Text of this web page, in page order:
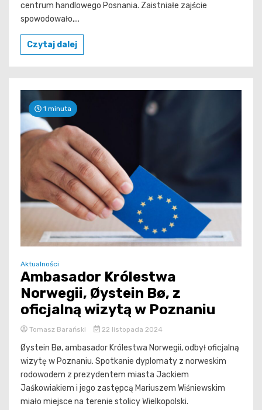
centrum handlowego Posnania. Zaistniałe zajście
spowodowało,...
Czytaj dalej
1 minuta
Aktualności
Ambasador Królestwa
Norwegii, Øystein Bø, z
oficjalną wizytą w Poznaniu
Tomasz Barański 22 listopada 2024
Øystein Bø, ambasador Królestwa Norwegii, odbył oficjalną
wizytę w Poznaniu. Spotkanie dyplomaty z norweskim
rodowodem z prezydentem miasta Jackiem
Jaśkowiakiem i jego zastępcą Mariuszem Wiśniewskim
miało miejsce na terenie stolicy Wielkopolski.